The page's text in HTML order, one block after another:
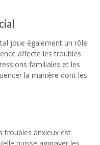
joue également un rôle
affecte les troubles
familiales et les
la manière dont les
troubles anxieux est